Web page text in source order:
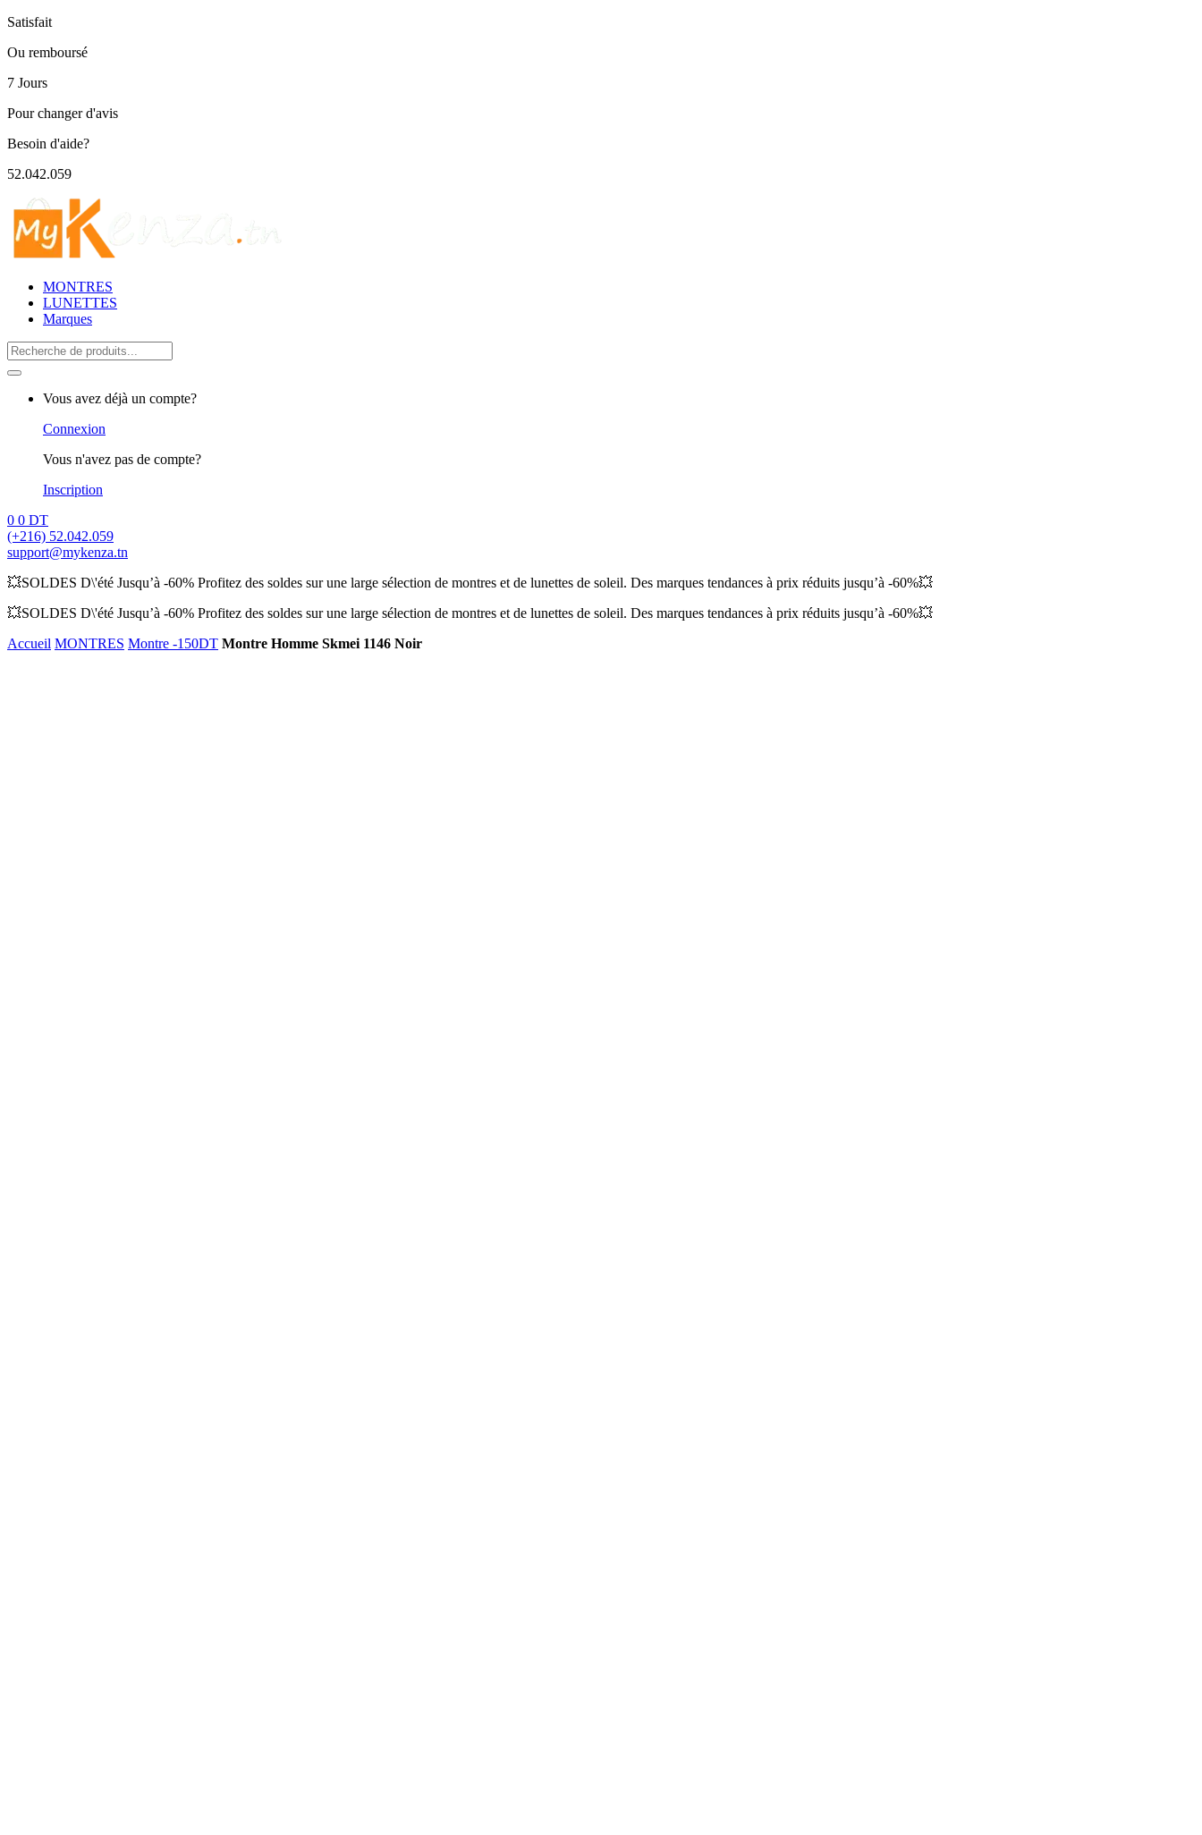
Satisfait
Ou remboursé
7 Jours
Pour changer d'avis
Besoin d'aide?
52.042.059
MONTRES
LUNETTES
Marques
Search
for:
Vous avez déjà un compte?
Connexion
Vous n'avez pas de compte?
Inscription
0 0 DT
(+216) 52.042.059
support@mykenza.tn
💥SOLDES D\'été Jusqu’à -60% Profitez des soldes sur une large sélection de montres et de lunettes de soleil. Des marques tendances à prix réduits jusqu’à -60%💥
💥SOLDES D\'été Jusqu’à -60% Profitez des soldes sur une large sélection de montres et de lunettes de soleil. Des marques tendances à prix réduits jusqu’à -60%💥
Accueil MONTRES Montre -150DT Montre Homme Skmei 1146 Noir